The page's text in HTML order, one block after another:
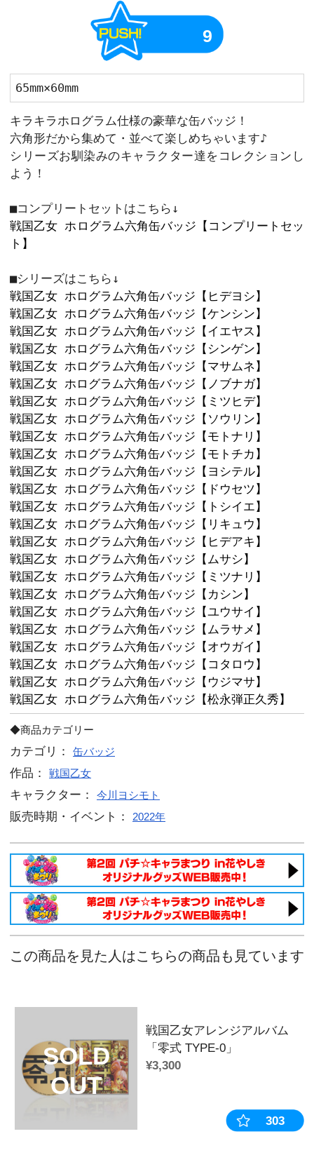
画像をタップすると拡大して表示すること
ご注文数
65mm×60mm
キラキラホログラム仕様の豪華な缶バ
六角形だから集めて・並べて楽しめち
シリーズお馴染みのキャラクター達
よう！
戦国乙女 ホログラム六角缶バッジ【
ト】
■シリーズはこちら↓
戦国乙女 ホログラム六角缶バッジ【
戦国乙女 ホログラム六角缶バッジ【
戦国乙女 ホログラム六角缶バッジ【
戦国乙女 ホログラム六角缶バッジ【
戦国乙女 ホログラム六角缶バッジ【
戦国乙女 ホログラム六角缶バッジ【
戦国乙女 ホログラム六角缶バッジ【
戦国乙女 ホログラム六角缶バッジ【
戦国乙女 ホログラム六角缶バッジ【
戦国乙女 ホログラム六角缶バッジ【
戦国乙女 ホログラム六角缶バッジ【
戦国乙女 ホログラム六角缶バッジ【
戦国乙女 ホログラム六角缶バッジ【
戦国乙女 ホログラム六角缶バッジ【
戦国乙女 ホログラム六角缶バッジ【